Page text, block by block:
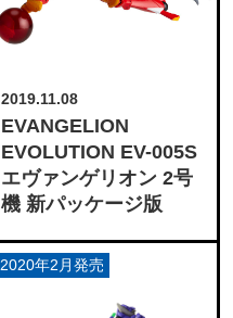
2019.11.08
EVANGELION
EVOLUTION EV-005S
エヴァンゲリオン 2号
機 新パッケージ版
2020年2月発売